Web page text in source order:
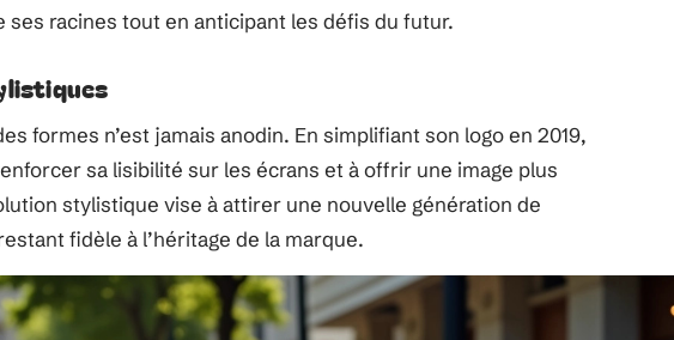
ses racines tout en anticipant les défis du futur.
formes n’est jamais anodin. En simplifiant son logo en 2019,
sa lisibilité sur les écrans et à offrir une image plus
stylistique vise à attirer une nouvelle génération de
fidèle à l’héritage de la marque.